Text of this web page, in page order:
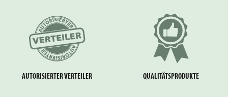
AUTORISIERTER VERTEILER QUALITÄTSPRODUKTE